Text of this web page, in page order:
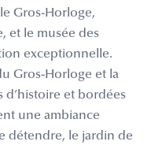
Gros-Horloge,
et le musée des
exceptionnelle.
Gros-Horloge et la
d’histoire et bordées
une ambiance
détendre, le jardin de